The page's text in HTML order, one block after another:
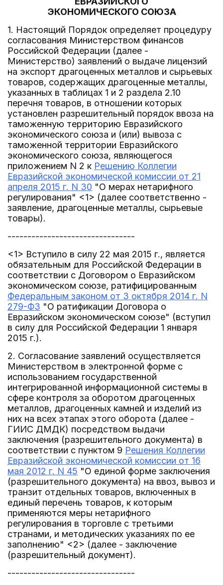
ЭКОНОМИЧЕСКОГО СОЮЗА
1. Настоящий Порядок определяет процедуру
согласования Министерством финансов
Российской Федерации (далее -
Министерство) заявлений о выдаче лицензий
на экспорт драгоценных металлов и сырьевых
товаров, содержащих драгоценные металлы,
указанных в таблицах 1 и 2 раздела 2.10
перечня товаров, в отношении которых
установлен разрешительный порядок ввоза на
таможенную территорию Евразийского
экономического союза и (или) вывоза с
таможенной территории Евразийского
экономического союза, являющегося
приложением N 2 к Решению Коллегии
Евразийской экономической комиссии от 21
апреля 2015 г. N 30 "О мерах нетарифного
регулирования" <1> (далее соответственно -
заявление, драгоценные металлы, сырьевые
товары).
--------------------------------
<1> Вступило в силу 22 мая 2015 г., является
обязательным для Российской Федерации в
соответствии с Договором о Евразийском
экономическом союзе, ратифицированным
Федеральным законом от 3 октября 2014 г. N
279-ФЗ "О ратификации Договора о
Евразийском экономическом союзе" (вступил
в силу для Российской Федерации 1 января
2015 г.).
2. Согласование заявлений осуществляется
Министерством в электронной форме с
использованием государственной
интегрированной информационной системы в
сфере контроля за оборотом драгоценных
металлов, драгоценных камней и изделий из
них на всех этапах этого оборота (далее -
ГИИС ДМДК) посредством выдачи
заключения (разрешительного документа) в
соответствии с пунктом 9 Решения Коллегии
Евразийской экономической комиссии от 16
мая 2012 г. N 45 "О единой форме заключения
(разрешительного документа) на ввоз, вывоз и
транзит отдельных товаров, включенных в
единый перечень товаров, к которым
применяются меры нетарифного
регулирования в торговле с третьими
странами, и методических указаниях по ее
заполнению" <2> (далее - заключение
(разрешительный документ).
--------------------------------